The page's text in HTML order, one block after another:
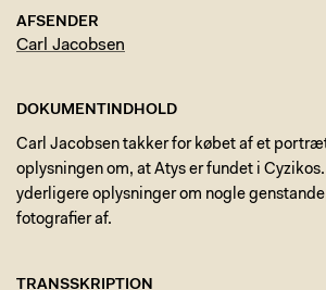
AFSENDER
Carl Jacobsen
DOKUMENTINDHOLD
Carl Jacobsen takker for købet af et
oplysningen om, at Atys er fundet i
yderligere oplysninger om nogle
fotografier af.
TRANSSKRIPTION